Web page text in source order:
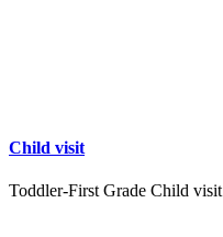
Child visit
Toddler-First Grade Child visit